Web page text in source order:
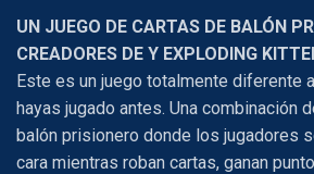
UN JUEGO DE CARTAS DE BALÓN
CREADORES DE Y EXPLODING
Este es un juego totalmente diferente
hayas jugado antes. Una combinación
balón prisionero donde los jugadores
cara mientras roban cartas, ganan